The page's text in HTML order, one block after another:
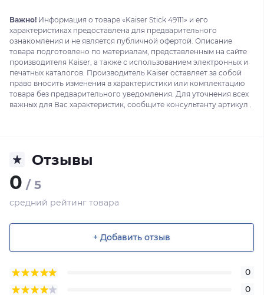
Важно! Информация о товаре «Kaiser Stick 49111» и его
характеристиках предоставлена для предварительного
ознакомления и не является публичной офертой. Описание
товара подготовлено по материалам, представленным на сайте
производителя Kaiser, а также с использованием электронных и
печатных каталогов. Производитель Kaiser оставляет за собой
право вносить изменения в характеристики или комплектацию
товара без предварительного уведомления. Для уточнения всех
важных для Вас характеристик, сообщите консультанту артикул .
Отзывы
0 / 5
средний рейтинг товара
+ Добавить отзыв
0
0